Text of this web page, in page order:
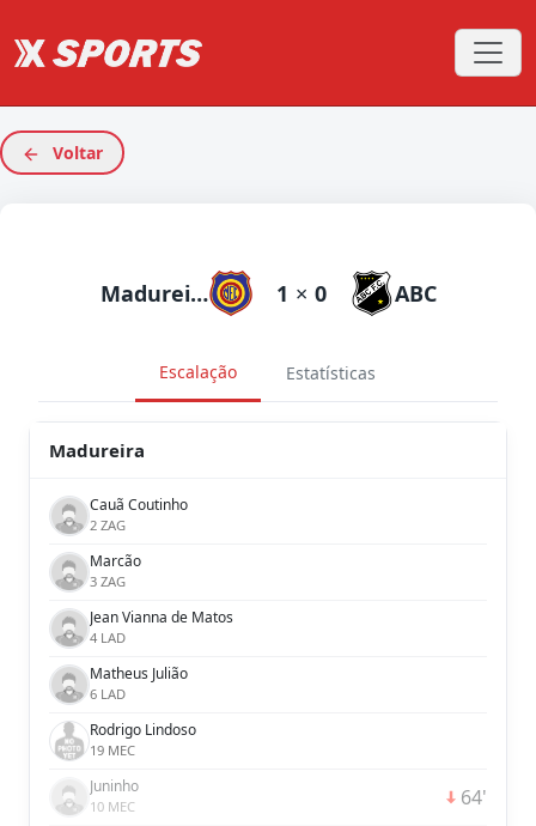
Voltar
Madureira 1 × 0 ABC
Escalação Estatísticas
Madureira
Cauã Coutinho
2 ZAG
Marcão
3 ZAG
Jean Vianna de Matos
4 LAD
Matheus Julião
6 LAD
Rodrigo Lindoso
19 MEC
Juninho
10 MEC 64'